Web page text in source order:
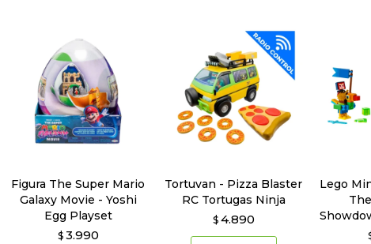
Figura The Super Mario
Galaxy Movie - Yoshi
Egg Playset
$ 3.990
Tortuvan - Pizza Blaster
RC Tortugas Ninja
$ 4.890
Lego